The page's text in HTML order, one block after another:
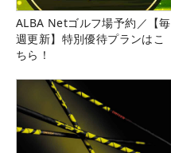
ALBA Netゴルフ場予約／【毎
週更新】特別優待プランはこ
ちら！